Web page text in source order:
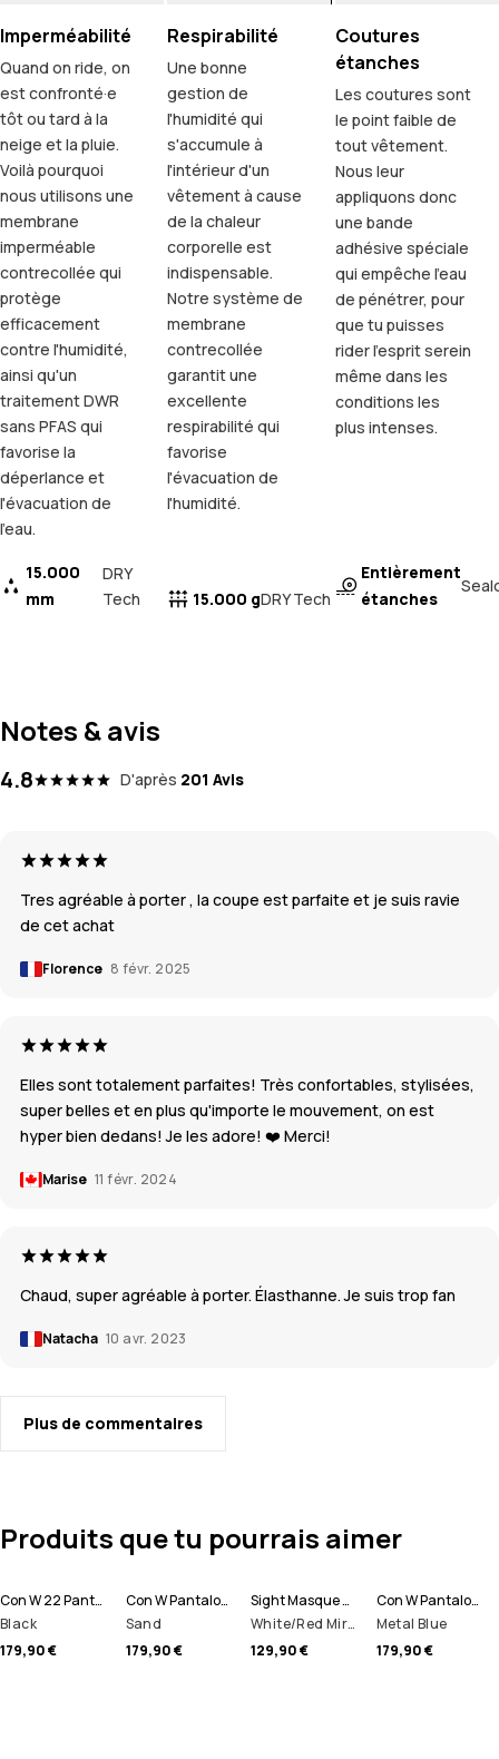
Imperméabilité
Quand on ride, on
est confronté·e
tôt ou tard à la
neige et la pluie.
Voilà pourquoi
nous utilisons une
membrane
imperméable
contrecollée qui
protège
efficacement
contre l'humidité,
ainsi qu'un
traitement DWR
sans PFAS qui
favorise la
déperlance et
l'évacuation de
l'eau.
15.000
mm
DRY
Tech
Respirabilité
Une bonne
gestion de
l'humidité qui
s'accumule à
l'intérieur d'un
vêtement à cause
de la chaleur
corporelle est
indispensable.
Notre système de
membrane
contrecollée
garantit une
excellente
respirabilité qui
favorise
l'évacuation de
l'humidité.
15.000 gDRY Tech
Coutures
étanches
Les coutures sont
le point faible de
tout vêtement.
Nous leur
appliquons donc
une bande
adhésive spéciale
qui empêche l'eau
de pénétrer, pour
que tu puisses
rider l'esprit serein
même dans les
conditions les
plus intenses.
Entièrement
étanches
Notes & avis
4.8 D'après 201 Avis
Tres agréable à porter , la coupe est parfaite et je suis ravie
de cet achat
Florence 8 févr. 2025
Elles sont totalement parfaites! Très confortables, stylisées,
super belles et en plus qu'importe le mouvement, on est
hyper bien dedans! Je les adore! ❤️ Merci!
Marise 11 févr. 2024
Chaud, super agréable à porter. Élasthanne. Je suis trop fan
Natacha 10 avr. 2023
Plus de commentaires
Produits que tu pourrais aimer
Con W 22 Pantalon de Ski Femme
Black
179,90 €
Con W Pantalon de Ski Femme
Sand
179,90 €
Sight Masque de ski
White/Red Mirror
129,90 €
Con W Pantalon de Ski Femme
Metal Blue
179,90 €